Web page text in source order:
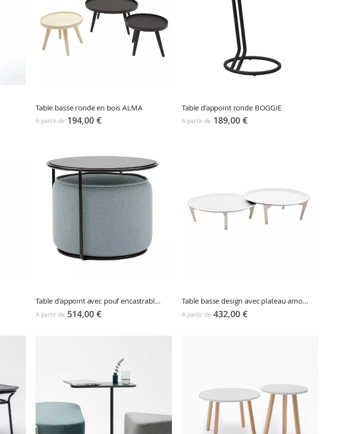
Table basse ronde en bois ALMA
A partir de 194,00 €
Table d'appoint ronde BOGGIE
A partir de 189,00 €
Table d'appoint avec pouf encastrable TOM
A partir de 514,00 €
Table basse design avec plateau amovible TRAY
A partir de 432,00 €